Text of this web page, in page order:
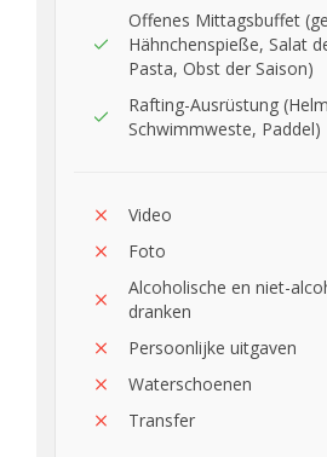
Offenes Mittagsbuffet
Hähnchenspieße, Salat
Pasta, Obst der Saison)
Rafting-Ausrüstung
Schwimmweste, Paddel)
Video
Foto
Alcoholische en niet-
dranken
Persoonlijke uitgaven
Waterschoenen
Transfer